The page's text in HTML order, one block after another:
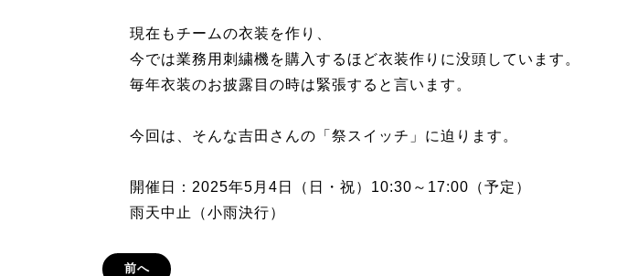
現在もチームの衣装を作り、
今では業務用刺繍機を購入するほど衣装作りに没頭しています。
毎年衣装のお披露目の時は緊張すると言います。
今回は、そんな吉田さんの「祭スイッチ」に迫ります。
開催日：2025年5月4日（日・祝）10:30～17:00（予定）
雨天中止（小雨決行）
前へ